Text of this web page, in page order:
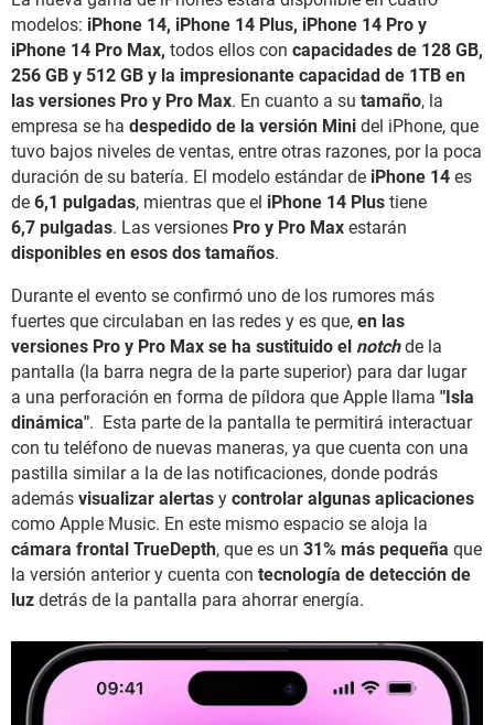
modelos: iPhone 14, iPhone 14 Plus, iPhone 14 Pro y
iPhone 14 Pro Max, todos ellos con capacidades de 128 GB,
256 GB y 512 GB y la impresionante capacidad de 1TB en
las versiones Pro y Pro Max. En cuanto a su tamaño, la
empresa se ha despedido de la versión Mini del iPhone, que
tuvo bajos niveles de ventas, entre otras razones, por la poca
duración de su batería. El modelo estándar de iPhone 14 es
de 6,1 pulgadas, mientras que el iPhone 14 Plus tiene
6,7 pulgadas. Las versiones Pro y Pro Max estarán
disponibles en esos dos tamaños.
Durante el evento se confirmó uno de los rumores más
fuertes que circulaban en las redes y es que, en las
versiones Pro y Pro Max se ha sustituido el notchde la
pantalla (la barra negra de la parte superior) para dar lugar
a una perforación en forma de píldora que Apple llama "Isla
dinámica". Esta parte de la pantalla te permitirá interactuar
con tu teléfono de nuevas maneras, ya que cuenta con una
pastilla similar a la de las notificaciones, donde podrás
además visualizar alertas y controlar algunas aplicaciones
como Apple Music. En este mismo espacio se aloja la
cámara frontal TrueDepth, que es un 31% más pequeña que
la versión anterior y cuenta con tecnología de detección de
luz detrás de la pantalla para ahorrar energía.